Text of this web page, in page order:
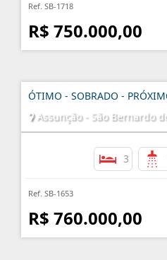
Ref. SB-1718
R$ 750.000,00
ÓTIMO - SOBRADO -
Assunção - São Bernardo
3
Ref. SB-1653
R$ 760.000,00